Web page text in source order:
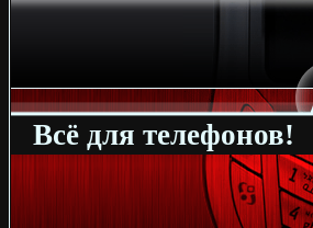
Всё для телефонов!